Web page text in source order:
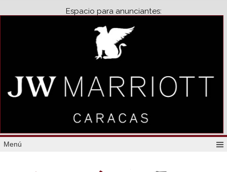
Espacio para anunciantes:
Menú